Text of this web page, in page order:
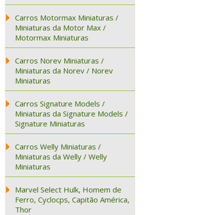
Carros Motormax Miniaturas /
Miniaturas da Motor Max /
Motormax Miniaturas
Carros Norev Miniaturas /
Miniaturas da Norev / Norev
Miniaturas
Carros Signature Models /
Miniaturas da Signature Models /
Signature Miniaturas
Carros Welly Miniaturas /
Miniaturas da Welly / Welly
Miniaturas
Marvel Select Hulk, Homem de
Ferro, Cyclocps, Capitão América,
Thor